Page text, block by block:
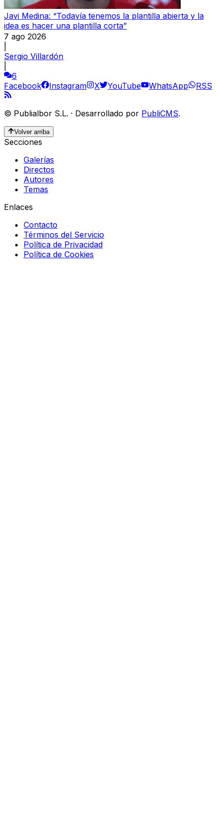
Javi Medina: “Todavía tenemos la plantilla abierta y la
idea es hacer una plantilla corta”
7 ago 2026
Sergio Villardón
6
Facebook
Instagram X YouTube WhatsApp RSS
© Publialbor S.L. · Desarrollado por PubliCMS.
Volver arriba
Secciones
Galerías
Directos
Autores
Temas
Enlaces
Contacto
Términos del Servicio
Política de Privacidad
Política de Cookies